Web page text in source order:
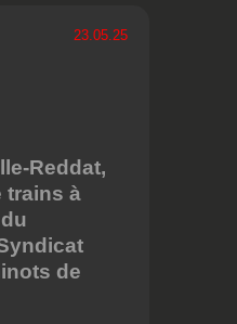
23.05.25
Reddat,
trains à
de